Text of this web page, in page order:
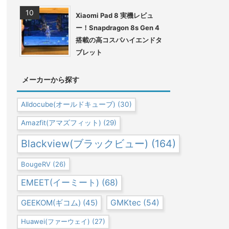
Xiaomi Pad 8 実機レビュ
ー！Snapdragon 8s Gen 4
搭載の高コスパハイエンドタ
ブレット
メーカーから探す
Alldocube(オールドキューブ) (30)
Amazfit(アマズフィット) (29)
Blackview(ブラックビュー) (164)
BougeRV (26)
EMEET(イーミート) (68)
GEEKOM(ギコム) (45) GMKtec (54)
Huawei(ファーウェイ) (27)